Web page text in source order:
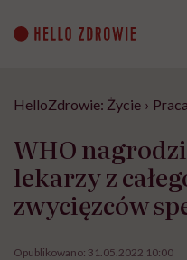
content
HelloZdrowie: Życie › Praca
WHO
lekarzy z
zwycięzców
Opublikowano: 31.05.2022 10:00